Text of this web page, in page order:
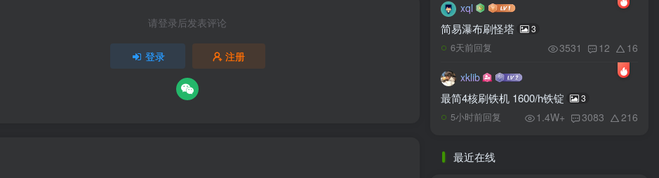
请登录后发表评论
登录 注册
xql
简易瀑布刷怪塔 3
6天前回复 3531 12 16
xklib
最简4核刷铁机 1600/h铁锭 3
5小时前回复 1.4W+ 3083 216
最近在线